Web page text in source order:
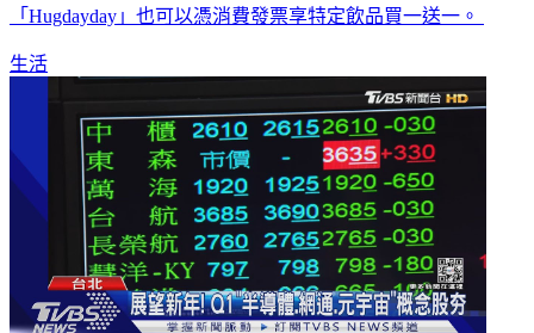
「Hugdayday」也可以憑消費發票享特定飲品買一送一。
生活